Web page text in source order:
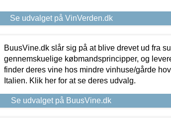
Se udvalget på VinVerden.dk
BuusVine.dk slår sig på at blive drevet ud fra
gennemskuelige købmandsprincipper, og
finder deres vine hos mindre vinhuse/gårde
Italien. Klik her for at se deres udvalg.
Se udvalget på BuusVine.dk